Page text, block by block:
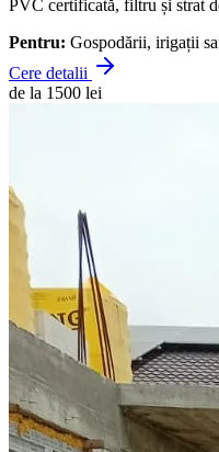
PVC certificată, filtru și strat
Pentru: Gospodării, irigații
Cere detalii
de la 1500 lei